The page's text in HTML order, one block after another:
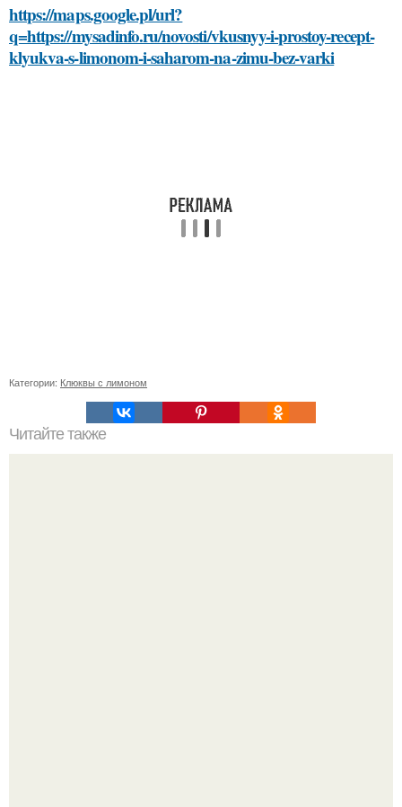
https://maps.google.pl/url?
q=https://mysadinfo.ru/novosti/vkusnyy-i-prostoy-recept-
klyukva-s-limonom-i-saharom-na-zimu-bez-varki
Категории: Клюквы с лимоном
Читайте также